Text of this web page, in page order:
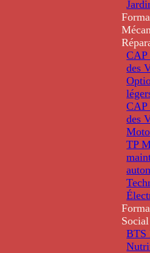
CAP
des
CAP
des
TP
Social
BTS